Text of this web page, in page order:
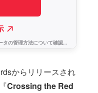
からリリースされ
Crossing the Red